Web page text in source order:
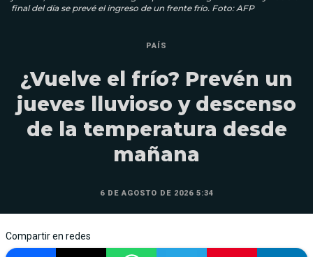
final del día se prevé el ingreso de un frente frío. Foto: AFP
PAÍS
¿Vuelve el frío? Prevén un
jueves lluvioso y descenso
de la temperatura desde
mañana
6 DE AGOSTO DE 2026 5:34
Compartir en redes